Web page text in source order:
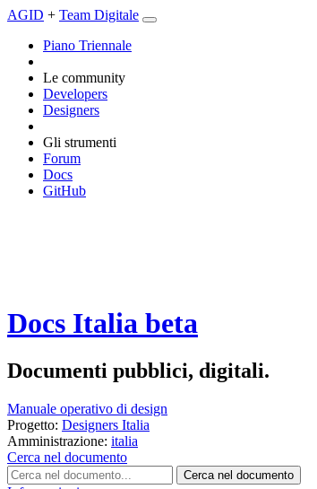
AGID + Team Digitale
Piano Triennale
Le community
Developers
Designers
Gli strumenti
Forum
Docs
GitHub
Docs Italia beta
Documenti pubblici, digitali.
Manuale operativo di design
Progetto: Designers Italia
Amministrazione: italia
Cerca nel documento
Cerca nel documento